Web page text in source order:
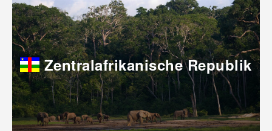
Zentralafrikanische Republik